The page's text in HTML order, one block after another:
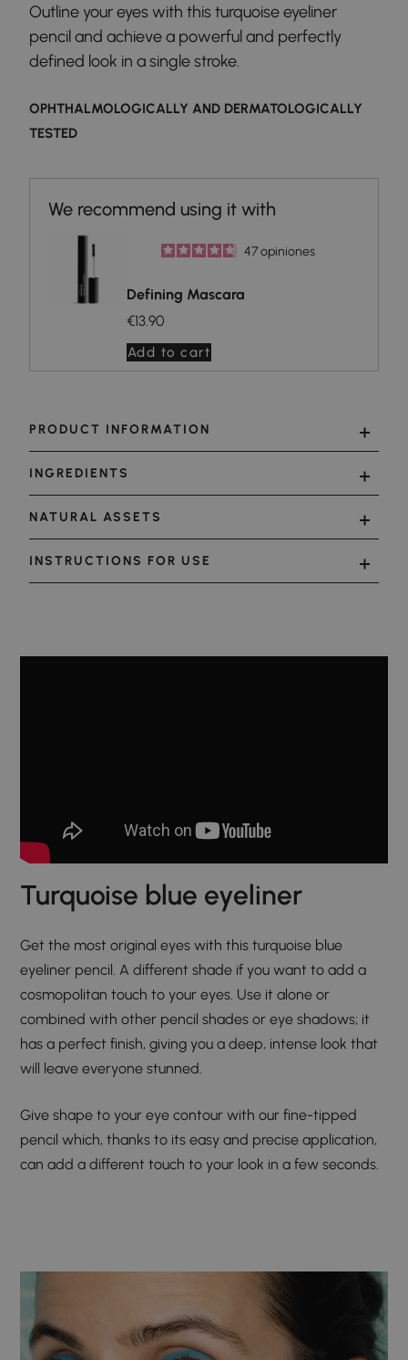
Outline your eyes with this turquoise eyeliner
pencil and achieve a powerful and perfectly
defined look in a single stroke.
OPHTHALMOLOGICALLY AND DERMATOLOGICALLY
TESTED
47opiniones
Defining Mascara
€13.90
Add to cart
PRODUCT INFORMATION
INGREDIENTS
NATURAL ASSETS
INSTRUCTIONS FOR USE
Turquoise blue eyeliner
Get the most original eyes with this turquoise blue
eyeliner pencil. A different shade if you want to add a
cosmopolitan touch to your eyes. Use it alone or
combined with other pencil shades or eye shadows; it
has a perfect finish, giving you a deep, intense look that
will leave everyone stunned.
Give shape to your eye contour with our fine-tipped
pencil which, thanks to its easy and precise application,
can add a different touch to your look in a few seconds.